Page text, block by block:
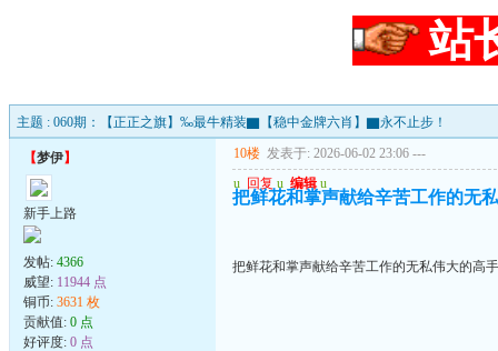
站
主题 : 060期：【正正之旗】‰最牛精装▇【稳中金牌六肖】▇永不止步！
【梦伊】
新手上路
发帖: 4366
威望: 11944 点
铜币: 3631 枚
贡献值: 0 点
好评度: 0 点
10楼 发表于: 2026-06-02 23:06 ---
u 回复 u 编辑 u
把鲜花和掌声献给辛苦工作的无
把鲜花和掌声献给辛苦工作的无私伟大的高